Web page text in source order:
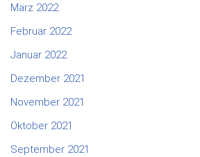
März 2022
Februar 2022
Januar 2022
Dezember 2021
November 2021
Oktober 2021
September 2021